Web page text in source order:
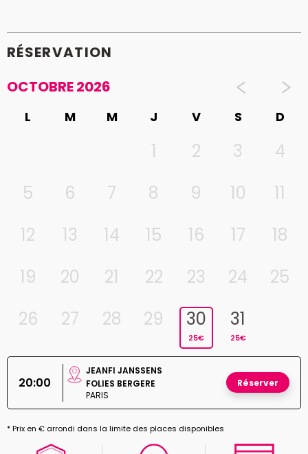
RÉSERVATION
OCTOBRE 2026
L M M J V S D
1 2 3
4
5
6 7 8 9 10
11
12
13 14 15 16 17
18
19
20 21 22 23 24
25
26
27 28 29 30
25€
31
25€
20:00
JEANFI JANSSENS
FOLIES BERGERE
PARIS
Réserver
* Prix en € arrondi dans la limite des places disponibles